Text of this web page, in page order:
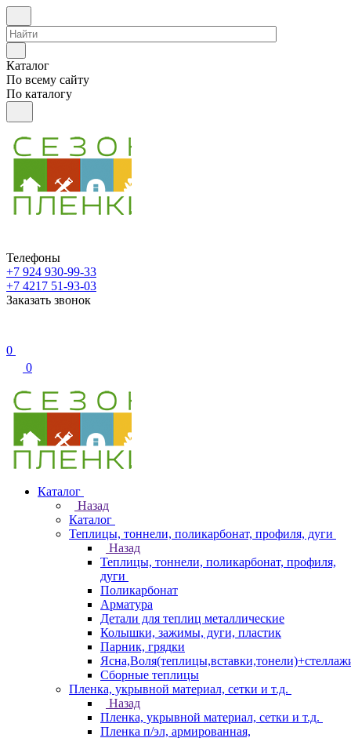
Каталог
По всему сайту
По каталогу
Телефоны
+7 924 930-99-33
+7 4217 51-93-03
Заказать звонок
0
0
Каталог
Назад
Каталог
Теплицы, тоннели, поликарбонат, профиля, дуги
Назад
Теплицы, тоннели, поликарбонат, профиля,
дуги
Поликарбонат
Арматура
Детали для теплиц металлические
Колышки, зажимы, дуги, пластик
Парник, грядки
Сборные теплицы
Пленка, укрывной материал, сетки и т.д.
Назад
Пленка, укрывной материал, сетки и т.д.
Пленка п/эл, армированная,